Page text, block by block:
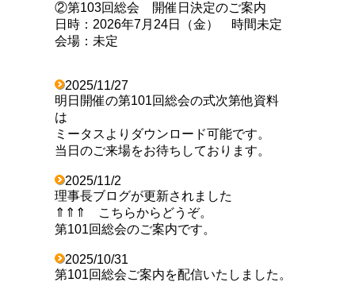
②第103回総会 開催日決定のご案内
日時：2026年7月24日（金） 時間未定
会場：未定
2025/11/27
明日開催の第101回総会の式次第他資料
は
ミータスよりダウンロード可能です。
当日のご来場をお待ちしております。
2025/11/2
理事長ブログが更新されました
⇑⇑⇑ こちらからどうぞ。
第101回総会のご案内です。
2025/10/31
第101回総会ご案内を配信いたしました。